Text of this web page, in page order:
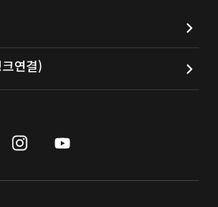
연결)
instagram
youtube